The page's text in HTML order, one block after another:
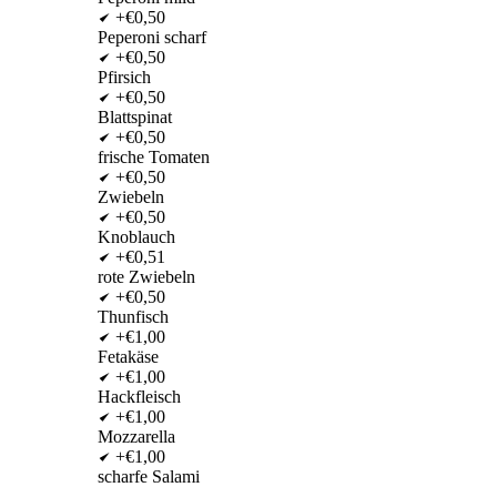
+€0,50
Peperoni scharf
+€0,50
Pfirsich
+€0,50
Blattspinat
+€0,50
frische Tomaten
+€0,50
Zwiebeln
+€0,50
Knoblauch
+€0,51
rote Zwiebeln
+€0,50
Thunfisch
+€1,00
Fetakäse
+€1,00
Hackfleisch
+€1,00
Mozzarella
+€1,00
scharfe Salami